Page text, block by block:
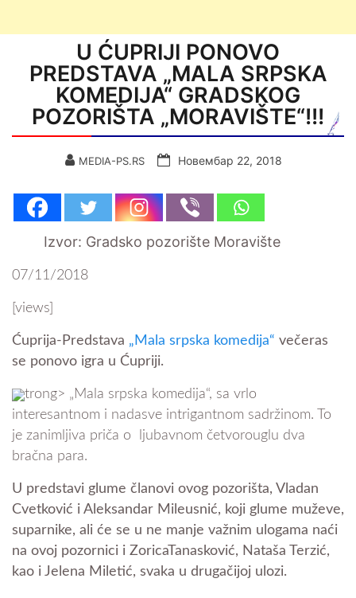
U ĆUPRIJI PONOVO
PREDSTAVA „MALA SRPSKA
KOMEDIJA“ GRADSKOG
POZORIŠTA „MORAVIŠTE“!!!
MEDIA-PS.RS Новембар 22, 2018
Izvor: Gradsko pozorište Moravište
07/11/2018
[views]
Ćuprija-Predstava „Mala srpska komedija“ večeras
se ponovo igra u Ćupriji.
trong> „Mala srpska komedija“, sa vrlo
interesantnom i nadasve intrigantnom sadržinom. To
je zanimljiva priča o ljubavnom četvorouglu dva
bračna para.
U predstavi glume članovi ovog pozorišta, Vladan
Cvetković i Aleksandar Mileusnić, koji glume muževe,
suparnike, ali će se u ne manje važnim ulogama naći
na ovoj pozornici i ZoricaTanasković, Nataša Terzić,
kao i Jelena Miletić, svaka u drugačijoj ulozi.